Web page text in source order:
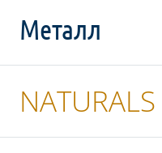
Металл
NATURALS